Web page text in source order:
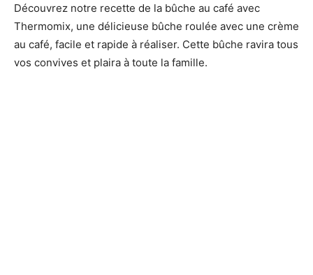
Découvrez notre recette de la bûche au café avec
Thermomix, une délicieuse bûche roulée avec une crème
au café, facile et rapide à réaliser. Cette bûche ravira tous
vos convives et plaira à toute la famille.